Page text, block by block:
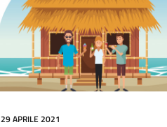
29 APRILE 2021